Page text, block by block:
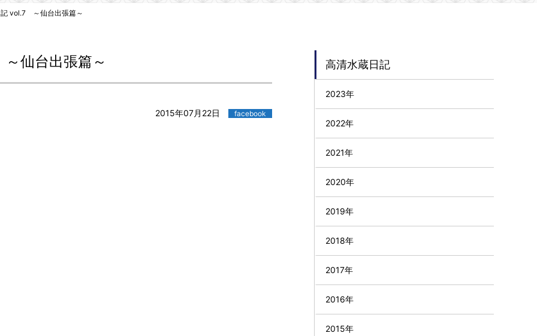
vol.7 ～仙台出張篇～
仙台出張篇～
2015年07月22日 facebook
高清水蔵日記
2023年
2022年
2021年
2020年
2019年
2018年
2017年
2016年
2015年